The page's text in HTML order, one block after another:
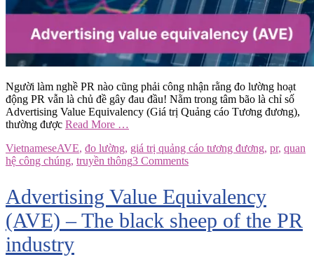
Người làm nghề PR nào cũng phải công nhận rằng đo lường hoạt
động PR vẫn là chủ đề gây đau đầu! Nằm trong tâm bão là chỉ số
Advertising Value Equivalency (Giá trị Quảng cáo Tương đương),
thường được Read More …
VietnameseAVE, đo lường, giá trị quảng cáo tương đương, pr, quan
hệ công chúng, truyền thông3 Comments
Advertising Value Equivalency
(AVE) – The black sheep of the PR
industry